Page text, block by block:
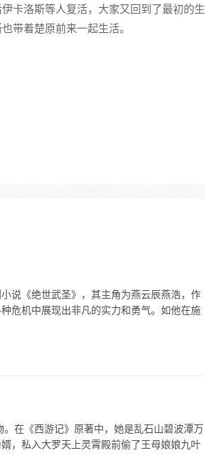
卡洛斯等人复活，大家又回到了最初的生
带着楚原前来一起生活。
说《绝世武圣》，其主角为燕云辰燕浩，作
危机中展现出非凡的实力和勇气。如他在施
在《西游记》原著中，她是乱石山碧波潭万
，私入大罗天上灵霄殿前偷了王母娘娘九叶